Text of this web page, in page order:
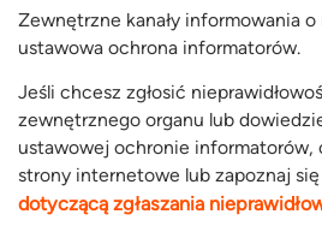
Zewnętrzne kanały informowania
ustawowa ochrona informatorów.
Jeśli chcesz zgłosić
zewnętrznego organu lub
ustawowej ochronie informatorów,
strony internetowe lub zapoznaj się
dotyczącą zgłaszania